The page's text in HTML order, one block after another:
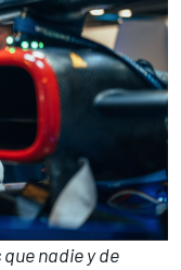
nadie y de